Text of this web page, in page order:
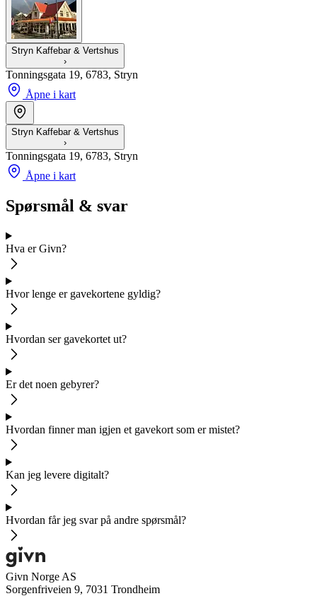
Stryn Kaffebar & Vertshus
›
Tonningsgata 19, 6783, Stryn
Åpne i kart
Stryn Kaffebar & Vertshus
›
Tonningsgata 19, 6783, Stryn
Åpne i kart
Spørsmål & svar
Hva er Givn?
Hvor lenge er gavekortene gyldig?
Hvordan ser gavekortet ut?
Er det noen gebyrer?
Hvordan finner man igjen et gavekort som er mistet?
Kan jeg levere digitalt?
Hvordan får jeg svar på andre spørsmål?
Givn Norge AS
Sorgenfriveien 9, 7031 Trondheim